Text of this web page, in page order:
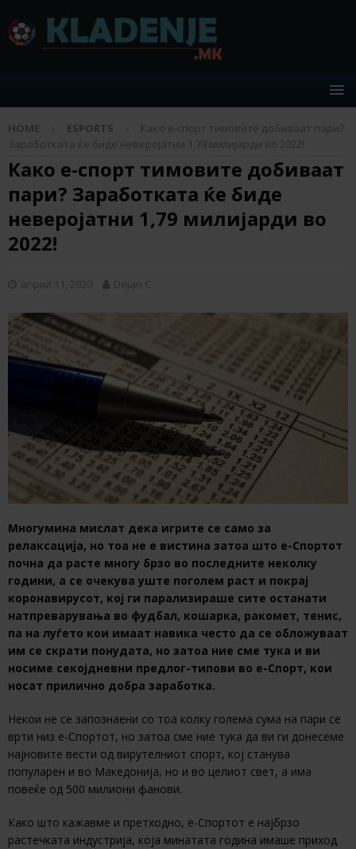
HOME ESPORTS
Како е-спорт тимовите добиваат пари?
Заработката ќе биде неверојатни 1,79 милијарди во 2022!
Како е-спорт тимовите добиваат
пари? Заработката ќе биде
неверојатни 1,79 милијарди во
2022!
април 11, 2020 Dejan C
Многумина мислат дека игрите се само за
релаксација, но тоа не е вистина затоа што е-Спортот
почна да расте многу брзо во последните неколку
години, а се очекува уште поголем раст и покрај
коронавирусот, кој ги парализираше сите останати
натпреварувања во фудбал, кошарка, ракомет, тенис,
па на луѓето кои имаат навика често да се обложуваат
им се скрати понудата, но затоа ние сме тука и ви
носиме секојдневни предлог-типови во е-Спорт, кои
носат прилично добра заработка.
Некои не се запознаени со тоа колку голема сума на пари се
врти низ е-Спортот, но затоа сме ние тука да ви ги донесеме
најновите вести од вирутелниот спорт, кој станува
популарен и во Македонија, но и во целиот свет, а има
повеќе од 500 милиони фанови.
Како што кажавме и претходно, е-Спортот е најбрзо
растечката индустрија, која минатата година имаше приход